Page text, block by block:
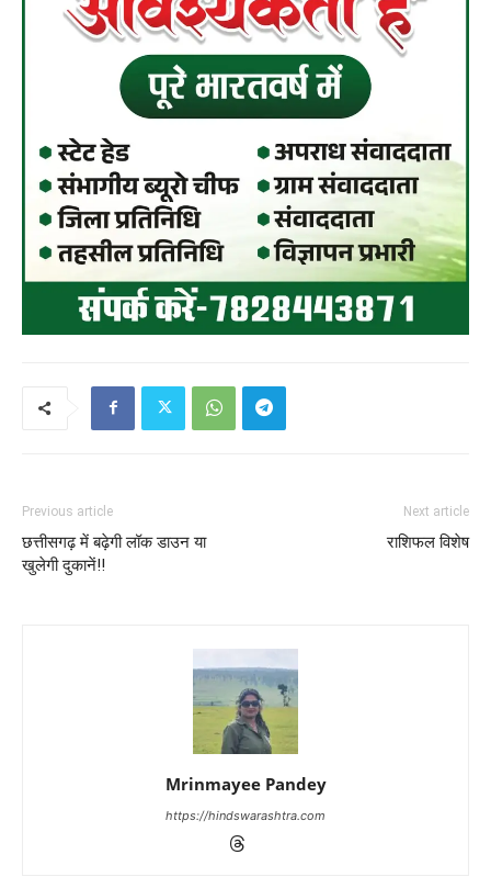
Previous article
छत्तीसगढ़ में बढ़ेगी लॉक डाउन या
खुलेगी दुकानें!!
Next article
राशिफल विशेष
Mrinmayee Pandey
https://hindswarashtra.com